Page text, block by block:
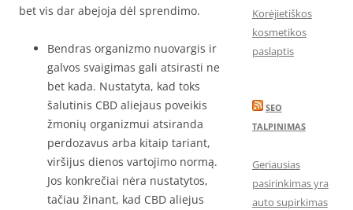
bet vis dar abejoja dėl sprendimo.
Bendras organizmo nuovargis ir
galvos svaigimas gali atsirasti ne
bet kada. Nustatyta, kad toks
šalutinis CBD aliejaus poveikis
žmonių organizmui atsiranda
perdozavus arba kitaip tariant,
viršijus dienos vartojimo normą.
Jos konkrečiai nėra nustatytos,
tačiau žinant, kad CBD aliejus
Korėjietiškos
kosmetikos
paslaptis
SEO
TALPINIMAS
Geriausias
pasirinkimas yra
auto supirkimas